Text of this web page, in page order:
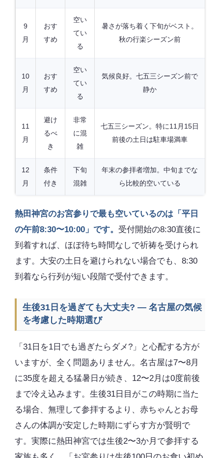
9
月
おす
すめ
空い
てい
る
暑さが落ち着く下旬がベスト。
秋の行楽シーズン前
10
月
おす
すめ
空い
てい
る
気候良好。七五三シーズン前で
静か
11
月
避け
るべ
き
非常
に混
雑
七五三シーズン。特に11月15日
前後の土日は駐車場満車
12
月
条件
付き
下旬
混雑
年末の参拝者増加。中旬までな
ら比較的空いている
熱田神宮のお宮参りで最も空いているのは「平日
の午前8:30〜10:00」です。 受付開始の8:30直後に
到着すれば、ほぼ待ち時間なしで祈祷を受けられ
ます。大安の土日を避けられない場合でも、8:30
到着なら行列が短い段階で受付できます。
生後31日を過ぎても大丈夫? — 名古屋の気候
を考慮した時期選び
「31日を1日でも過ぎたらダメ?」と心配する方が
いますが、全く問題ありません。名古屋は7〜8月
に35度を超える猛暑日が続き、12〜2月は0度前後
まで冷え込みます。生後31日目がこの時期に当た
る場合、無理して参拝するより、赤ちゃんとお母
さんの体調が安定した時期にずらす方が賢明で
す。実際に熱田神宮では生後2〜3か月で参拝する